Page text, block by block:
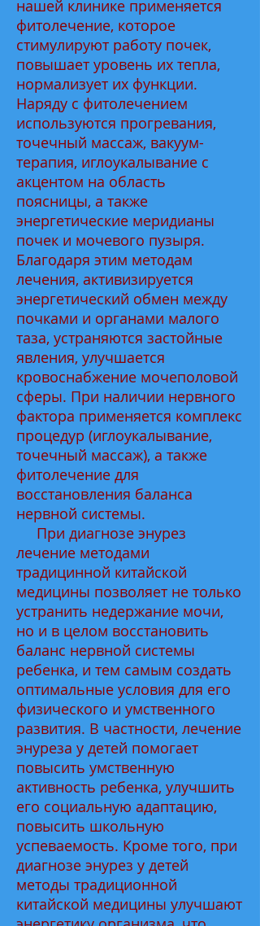
нашей клинике применяется
фитолечение, которое
стимулируют работу почек,
повышает уровень их тепла,
нормализует их функции.
Наряду с фитолечением
используются прогревания,
точечный массаж, вакуум-
терапия, иглоукалывание с
акцентом на область
поясницы, а также
энергетические меридианы
почек и мочевого пузыря.
Благодаря этим методам
лечения, активизируется
энергетический обмен между
почками и органами малого
таза, устраняются застойные
явления, улучшается
кровоснабжение мочеполовой
сферы. При наличии нервного
фактора применяется комплекс
процедур (иглоукалывание,
точечный массаж), а также
фитолечение для
восстановления баланса
нервной системы.
При диагнозе энурез
лечение методами
традицинной китайской
медицины позволяет не только
устранить недержание мочи,
но и в целом восстановить
баланс нервной системы
ребенка, и тем самым создать
оптимальные условия для его
физического и умственного
развития. В частности, лечение
энуреза у детей помогает
повысить умственную
активность ребенка, улучшить
его социальную адаптацию,
повысить школьную
успеваемость. Кроме того, при
диагнозе энурез у детей
методы традиционной
китайской медицины улучшают